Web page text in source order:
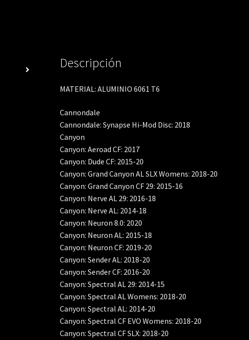
Descripción
MATERIAL: ALUMINIO 6061 T6
Cannondale
Cannondale: Synapse Hi-Mod Disc: 2018
Canyon
Canyon: Aeroad CF: 2017
Canyon: Dude CF: 2015-20
Canyon: Grand Canyon AL SLX Womens: 2018-20
Canyon: Grand Canyon CF 29: 2015-16
Canyon: Nerve AL 29: 2016-18
Canyon: Nerve AL: 2014-18
Canyon: Neuron 8.0: 2020
Canyon: Neuron AL: 2015-18
Canyon: Neuron CF: 2019-20
Canyon: Sender AL: 2018-20
Canyon: Sender CF: 2016-20
Canyon: Spectral AL 29: 2014-15
Canyon: Spectral AL Womens: 2018-20
Canyon: Spectral AL: 2014-20
Canyon: Spectral CF EVO Womens: 2018-20
Canyon: Spectral CF SLX: 2018-20